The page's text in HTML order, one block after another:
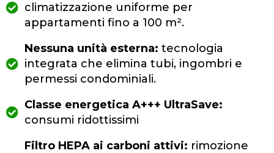
climatizzazione uniforme per
appartamenti fino a 100 m².
Nessuna unità esterna: tecnologia
integrata che elimina tubi, ingombri e
permessi condominiali.
Classe energetica A+++ UltraSave:
consumi ridottissimi
Filtro HEPA ai carboni attivi: rimozione